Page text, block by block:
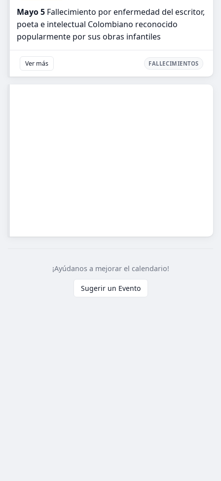
Mayo 5 Fallecimiento por enfermedad del escritor,
poeta e intelectual Colombiano reconocido
popularmente por sus obras infantiles
Ver más FALLECIMIENTOS
¡Ayúdanos a mejorar el calendario!
Sugerir un Evento